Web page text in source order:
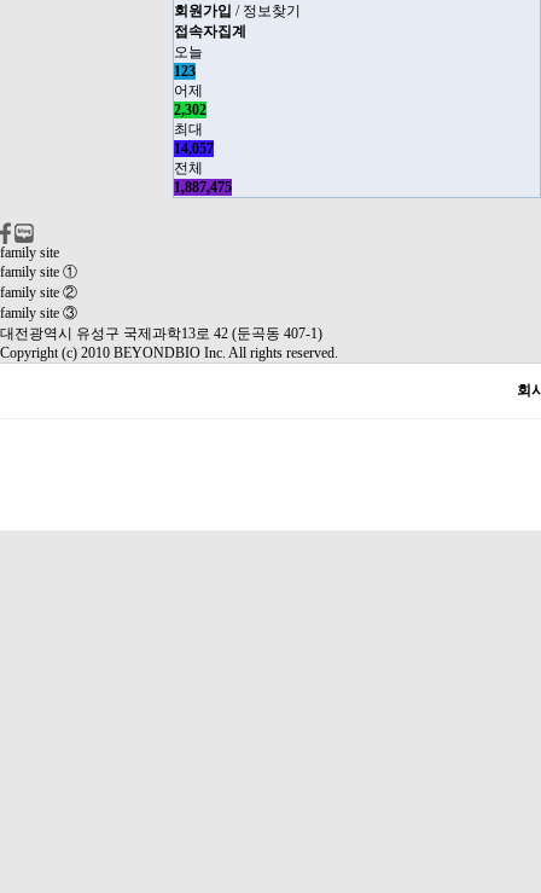
회원가입 / 정보찾기
접속자집계
오늘
123
어제
2,302
최대
14,057
전체
1,887,475
family site
family site ①
family site ②
family site ③
대전광역시 유성구 국제과학13로 42 (둔곡동 407-1)
Copyright (c) 2010 BEYONDBIO Inc. All rights reserved.
회